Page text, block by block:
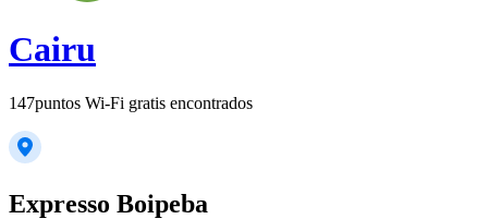
Cairu
147puntos Wi-Fi gratis encontrados
Expresso Boipeba